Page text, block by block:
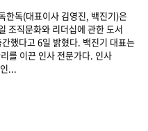
독(대표이사 김영진, 백진기)은
조직문화와 리더십에 관한 도서
했다고 6일 밝혔다. 백진기 대표는
를 이끈 인사 전문가다. 인사
...